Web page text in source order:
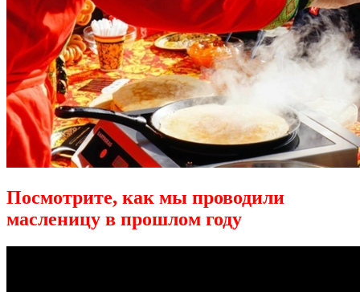
Посмотрите, как мы проводили
масленицу в прошлом году